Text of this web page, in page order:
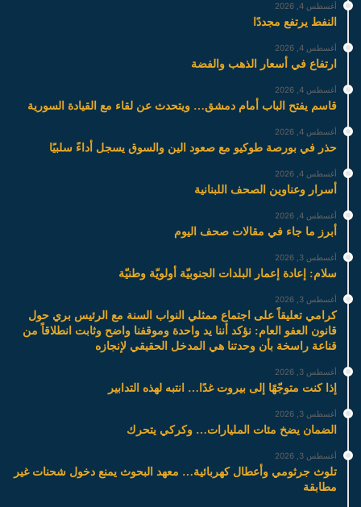
أغسطس 4, 2026
النفط يرتفع مجددًا
أغسطس 4, 2026
ارتفاع في أسعار الذهب والفضة
أغسطس 4, 2026
قاسم يفتح الباب أمام دمشق… ويتحدث عن لقاء مع القيادة السورية
أغسطس 4, 2026
حذر في بورصة طوكيو مع صعود الين والسوق يسجل أداءً سلبيًا
أغسطس 4, 2026
أسرار وعناوين الصحف اللبنانية
أغسطس 4, 2026
أبرز ما جاء في مقالات صحف اليوم
أغسطس 3, 2026
سلام: إعادة إعمار البلدات الجنوبيّة أولويّة وطنيّة
أغسطس 3, 2026
كرامي تعليقاً على اجتماع ممثلي النواب السنة مع الرئيس بري حول
قانون العفو العام: نؤكد أننا يد واحدة وموقفنا واضح وثابت انطلاقاً من
قناعة راسخة بأن وحدتنا هي المدخل الحقيقي لإنجازه
أغسطس 3, 2026
إذا كنت متوجّهًا إلى بيروت غدًا… انتبه لهذه التدابير
أغسطس 3, 2026
الضمان يضخ مئات المليارات… وكركي يتحرك
أغسطس 3, 2026
تلوث جرثومي وأعطال كهربائية… معهد البحوث يمنع دخول شحنات غير
مطابقة